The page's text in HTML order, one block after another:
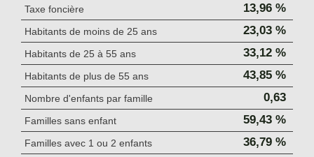
Taxe foncière 13,96 %
Habitants de moins de 25 ans 23,03 %
Habitants de 25 à 55 ans 33,12 %
Habitants de plus de 55 ans 43,85 %
Nombre d'enfants par famille 0,63
Familles sans enfant 59,43 %
Familles avec 1 ou 2 enfants 36,79 %